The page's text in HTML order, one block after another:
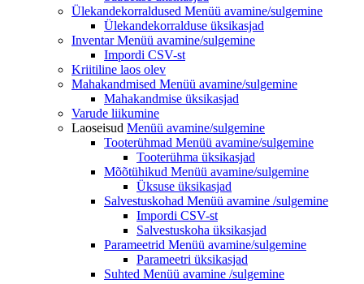
Ülekandekorraldused Menüü avamine/sulgemine
Ülekandekorralduse üksikasjad
InventarMenüü avamine/sulgemine
Impordi CSV-st
Kriitiline laos olev
Mahakandmised Menüü avamine/sulgemine
Mahakandmise üksikasjad
Varude liikumine
Laoseisud Menüü avamine/sulgemine
Tooterühmad Menüü avamine/sulgemine
Tooterühma üksikasjad
Mõõtühikud Menüü avamine/sulgemine
Üksuse üksikasjad
Salvestuskohad Menüü avamine /sulgemine
Impordi CSV-st
Salvestuskoha üksikasjad
Parameetrid Menüü avamine/sulgemine
Parameetri üksikasjad
Suhted Menüü avamine /sulgemine